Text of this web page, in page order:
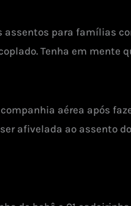
para famílias
Tenha em mente
aérea após
afivelada ao assento